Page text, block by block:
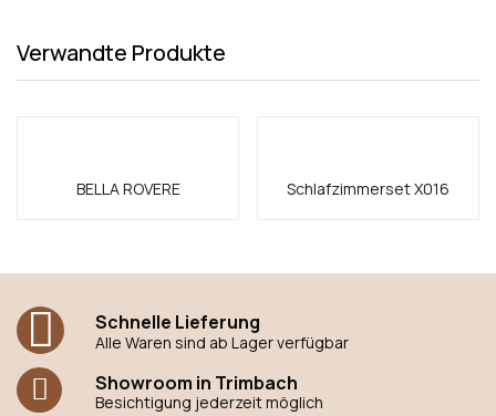
Verwandte Produkte
BELLA ROVERE Schlafzimmerset X016
Schnelle Lieferung
Alle Waren sind ab Lager verfügbar
Showroom in Trimbach
Besichtigung jederzeit möglich